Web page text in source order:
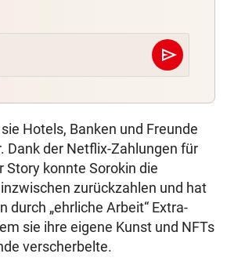
send
Abschicken
Hotels, Banken und Freunde
Dank der Netflix-Zahlungen für
Story konnte Sorokin die
zurückzahlen und hat
durch „ehrliche Arbeit“ Extra-
sie ihre eigene Kunst und NFTs
verscherbelte.